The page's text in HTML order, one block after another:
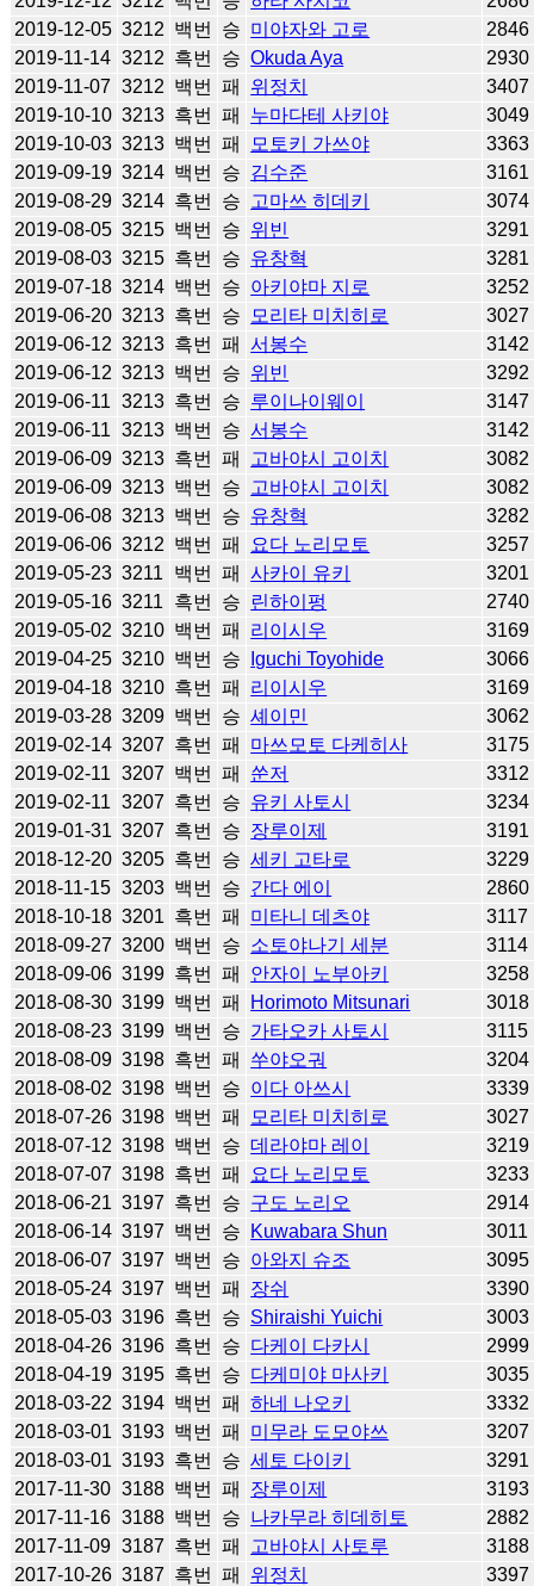
2019-12-05 3212 백번 승 미야자와 고로
2846
2019-11-14 3212 흑번 승 Okuda Aya
2930
2019-11-07 3212 백번 패 위정치
3407
2019-10-10 3213 흑번 패 누마다테 사키야
3049
2019-10-03 3213 백번 패 모토키 가쓰야
3363
2019-09-19 3214 백번 승 김수준
3161
2019-08-29 3214 흑번 승 고마쓰 히데키
3074
2019-08-05 3215 백번 승 위빈
3291
2019-08-03 3215 흑번 승 유창혁
3281
2019-07-18 3214 백번 승 아키야마 지로
3252
2019-06-20 3213 흑번 승 모리타 미치히로
3027
2019-06-12 3213 흑번 패 서봉수
3142
2019-06-12 3213 백번 승 위빈
3292
2019-06-11 3213 흑번 승 루이나이웨이
3147
2019-06-11 3213 백번 승 서봉수
3142
2019-06-09 3213 흑번 패 고바야시 고이치
3082
2019-06-09 3213 백번 승 고바야시 고이치
3082
2019-06-08 3213 백번 승 유창혁
3282
2019-06-06 3212 백번 패 요다 노리모토
3257
2019-05-23 3211 백번 패 사카이 유키
3201
2019-05-16 3211 흑번 승 린하이펑
2740
2019-05-02 3210 백번 패 리이시우
3169
2019-04-25 3210 백번 승 Iguchi Toyohide
3066
2019-04-18 3210 흑번 패 리이시우
3169
2019-03-28 3209 백번 승 셰이민
3062
2019-02-14 3207 흑번 패 마쓰모토 다케히사
3175
2019-02-11 3207 백번 패 쑨저
3312
2019-02-11 3207 흑번 승 유키 사토시
3234
2019-01-31 3207 흑번 승 장루이제
3191
2018-12-20 3205 흑번 승 세키 고타로
3229
2018-11-15 3203 백번 승 간다 에이
2860
2018-10-18 3201 흑번 패 미타니 데츠야
3117
2018-09-27 3200 백번 승 소토야나기 세분
3114
2018-09-06 3199 흑번 패 안자이 노부아키
3258
2018-08-30 3199 백번 패 Horimoto Mitsunari
3018
2018-08-23 3199 백번 승 가타오카 사토시
3115
2018-08-09 3198 흑번 패 쑤야오궈
3204
2018-08-02 3198 백번 승 이다 아쓰시
3339
2018-07-26 3198 백번 패 모리타 미치히로
3027
2018-07-12 3198 백번 승 데라야마 레이
3219
2018-07-07 3198 흑번 패 요다 노리모토
3233
2018-06-21 3197 흑번 승 구도 노리오
2914
2018-06-14 3197 백번 승 Kuwabara Shun
3011
2018-06-07 3197 백번 승 아와지 슈조
3095
2018-05-24 3197 백번 패 장쉬
3390
2018-05-03 3196 흑번 승 Shiraishi Yuichi
3003
2018-04-26 3196 흑번 승 다케이 다카시
2999
2018-04-19 3195 흑번 승 다케미야 마사키
3035
2018-03-22 3194 백번 패 하네 나오키
3332
2018-03-01 3193 백번 패 미무라 도모야쓰
3207
2018-03-01 3193 흑번 승 세토 다이키
3291
2017-11-30 3188 백번 패 장루이제
3193
2017-11-16 3188 백번 승 나카무라 히데히토
2882
2017-11-09 3187 흑번 패 고바야시 사토루
3188
2017-10-26 3187 흑번 패 위정치
3397